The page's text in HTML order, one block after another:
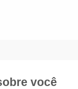
você